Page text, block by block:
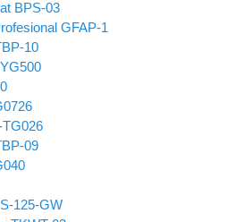
BPS-03
GFAP-1
10
09
125-GW